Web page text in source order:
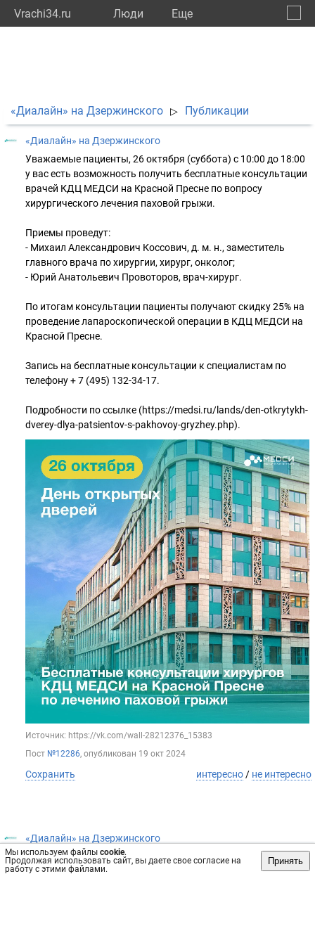
Vrachi34.ru Люди Eще
Мы используем файлы cookie.
Продолжая использовать сайт, вы даете свое согласие на
работу с этими файлами.
Принять
«Диалайн» на Дзержинского ▷ Публикации
«Диалайн» на Дзержинского
Уважаемые пациенты, 26 октября (суббота) с 10:00 до 18:00
у вас есть возможность получить бесплатные консультации
врачей КДЦ МЕДСИ на Красной Пресне по вопросу
хирургического лечения паховой грыжи.
Приемы проведут:
- Михаил Александрович Коссович, д. м. н., заместитель
главного врача по хирургии, хирург, онколог;
- Юрий Анатольевич Провоторов, врач-хирург.
По итогам консультации пациенты получают скидку 25% на
проведение лапароскопической операции в КДЦ МЕДСИ на
Красной Пресне.
Запись на бесплатные консультации к специалистам по
телефону + 7 (495) 132-34-17.
Подробности по ссылке (https://medsi.ru/lands/den-otkrytykh-
dverey-dlya-patsientov-s-pakhovoy-gryzhey.php).
Источник: https://vk.com/wall-28212376_15383
Пост №12286, опубликован 19 окт 2024
Сохранить интересно / не интересно
«Диалайн» на Дзержинского
История фармакологии начинается с появления человека.
Много тысячелетий люди экспериментировали с разными